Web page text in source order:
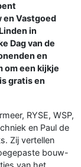
en Vastgoed
in
Dag van de
en
om een kijkje
gratis en
RYSE, WSP,
en Paul de
Zij vertellen
bouw-
van het